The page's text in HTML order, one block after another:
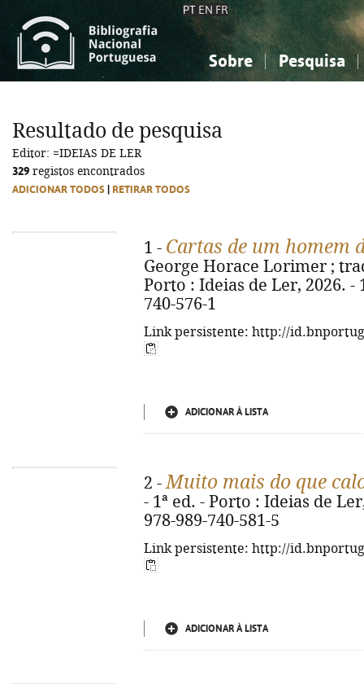
PT EN FR
Sobre Pesquisa
Ciências sociais...
Ciências sociais...
Resultado de pesquisa
Editor: =IDEIAS DE LER
329 registos encontrados
ADICIONAR TODOS RETIRAR TODOS
1 - Cartas de um homem
George Horace Lorimer ;
Porto : Ideias de Ler, 2026. -
740-576-1
Link persistente: http://
ADICIONAR À LISTA
2 -Muito mais do que
- 1ª ed. - Porto : Ideias de
978-989-740-581-5
Link persistente: http://
ADICIONAR À LISTA